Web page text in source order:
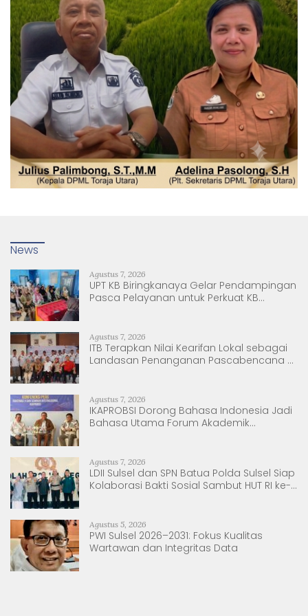
News
Agustus 7, 2026
UPT KB Biringkanaya Gelar Pendampingan
Pasca Pelayanan untuk Perkuat KB
Agustus 7, 2026
ITB Terapkan Nilai Kearifan Lokal sebagai
Landasan Penanganan Pascabencana di
Agustus 7, 2026
IKAPROBSI Dorong Bahasa Indonesia Jadi
Bahasa Utama Forum Akademik
Agustus 7, 2026
LDII Sulsel dan SPN Batua Polda Sulsel Siap
Kolaborasi Bakti Sosial Sambut HUT RI ke-
Agustus 5, 2026
PWI Sulsel 2026–2031: Fokus Kualitas
Wartawan dan Integritas Data